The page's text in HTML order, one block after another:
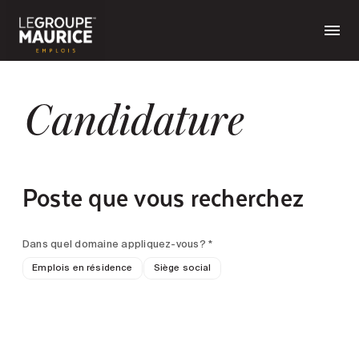
Candidature
Poste que vous recherchez
Dans quel domaine appliquez-vous? *
Emplois en résidence Siège social